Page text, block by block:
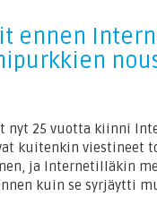
ennen
nyt 25 vuotta kiinni
kuitenkin viestineet
ja Internetilläkin
kuin se syrjäytti